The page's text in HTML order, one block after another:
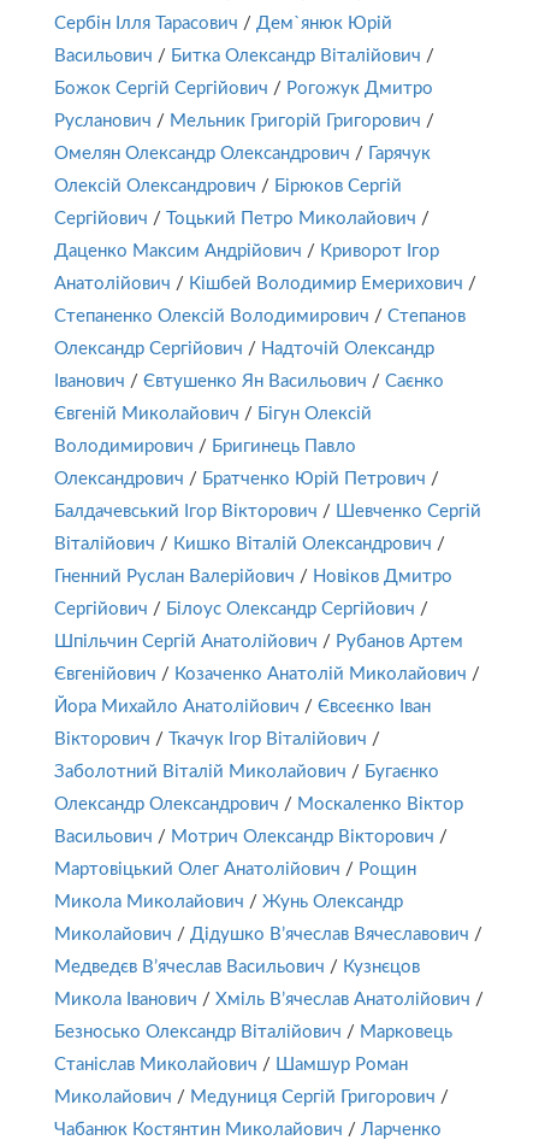
Сербін Ілля Тарасович / Дем`янюк Юрій
Васильович / Битка Олександр Віталійович /
Божок Сергій Сергійович / Рогожук Дмитро
Русланович / Мельник Григорій Григорович /
Омелян Олександр Олександрович /
Гарячук
Олексій Олександрович / Бірюков Сергій
Сергійович / Тоцький Петро Миколайович /
Даценко Максим Андрійович / Криворот Ігор
Анатолійович / Кішбей Володимир Емерихович /
Степаненко Олексій Володимирович / Степанов
Олександр Сергійович / Надточій Олександр
Іванович / Євтушенко Ян Васильович / Саєнко
Євгеній Миколайович / Бігун Олексій
Володимирович / Бригинець Павло
Олександрович / Братченко Юрій Петрович /
Балдачевський Ігор Вікторович / Шевченко Сергій
Віталійович / Кишко Віталій Олександрович /
Гненний Руслан Валерійович / Новіков Дмитро
Сергійович / Білоус Олександр Сергійович /
Шпільчин Сергій Анатолійович / Рубанов Артем
Євгенійович / Козаченко Анатолій Миколайович /
Йора Михайло Анатолійович / Євсеєнко Іван
Вікторович / Ткачук Ігор Віталійович /
Заболотний Віталій Миколайович / Бугаєнко
Олександр Олександрович / Москаленко Віктор
Васильович / Мотрич Олександр Вікторович /
Мартовіцький Олег Анатолійович / Рощин
Микола Миколайович / Жунь Олександр
Миколайович / Дідушко В’ячеслав Вячеславович /
Медведєв В’ячеслав Васильович / Кузнєцов
Микола Іванович / Хміль В’ячеслав Анатолійович /
Безносько Олександр Віталійович / Марковець
Станіслав Миколайович / Шамшур Роман
Миколайович / Медуниця Сергій Григорович /
Чабанюк Костянтин Миколайович / Ларченко